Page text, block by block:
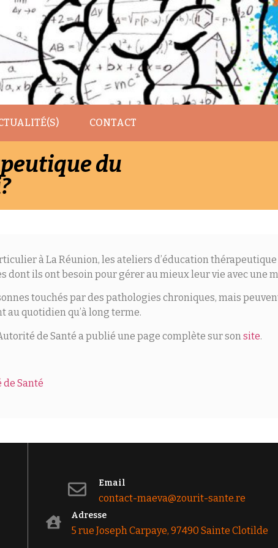
CONTACT
du
à La Réunion, les ateliers d’éducation
dont ils ont besoin pour gérer au mieux leur vie avec une
touchés par des pathologies chroniques, mais
quotidien qu’à long terme.
de Santé a publié une page complète sur son site.
Email
contact-maeva@zourit-sante.re
Adresse
5 rue Joseph Carpaye, 97490 Sainte Clotilde